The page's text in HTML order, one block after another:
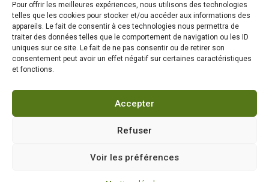
Pour offrir les meilleures expériences, nous utilisons des technologies
telles que les cookies pour stocker et/ou accéder aux informations des
appareils. Le fait de consentir à ces technologies nous permettra de
traiter des données telles que le comportement de navigation ou les ID
uniques sur ce site. Le fait de ne pas consentir ou de retirer son
consentement peut avoir un effet négatif sur certaines caractéristiques
et fonctions.
Accepter
Refuser
Voir les préférences
marketing et activer ce contenu
Horaires : Du lundi au vendredi 8h-12h / 14h-18h
Copyright Mobigrill 2022, tous droits réservés